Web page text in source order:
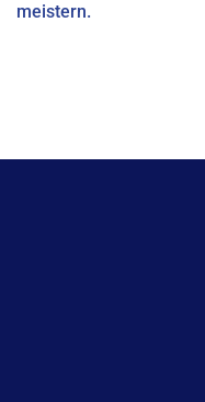
meistern.